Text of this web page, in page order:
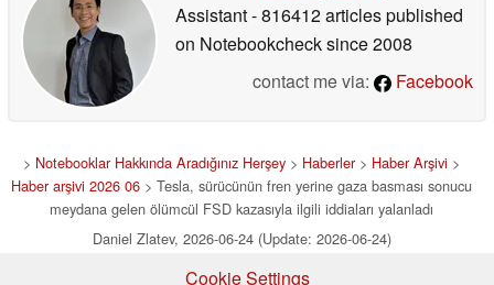
Assistant- 816412 articles published
on Notebookchecksince 2008
contact me via:
Facebook
> Notebooklar Hakkında Aradığınız Herşey > Haberler> Haber Arşivi >
Haber arşivi 2026 06 > Tesla, sürücünün fren yerine gaza basması sonucu
meydana gelen ölümcül FSD kazasıyla ilgili iddiaları yalanladı
Daniel Zlatev, 2026-06-24 (Update: 2026-06-24)
Cookie Settings